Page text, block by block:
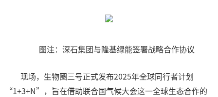
图注：深石集团与隆基绿能签署战略合作协议
现场，生物圈三号正式发布2025年全球同行者计划
“1+3+N”，旨在借助联合国气候大会这一全球生态合作的